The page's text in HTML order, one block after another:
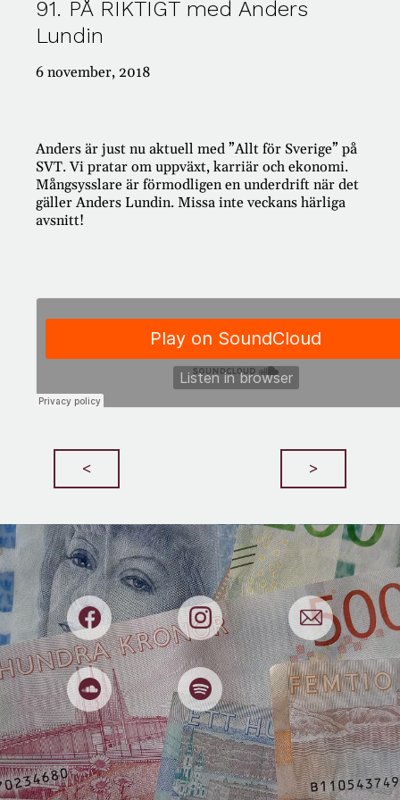
91. PÅ RIKTIGT med Anders
Lundin
6 november, 2018
Anders är just nu aktuell med ”Allt för Sverige” på
SVT. Vi pratar om uppväxt, karriär och ekonomi.
Mångsysslare är förmodligen en underdrift när det
gäller Anders Lundin. Missa inte veckans härliga
avsnitt!
< >
#421: PÅ RIKTIGT – Passion för pension!
#419: PÅ RIKTIGT med Klas Hallberg
Kategorier
Appar
Arbete
Auktioner
Barn
Bedrägerier
Beslut
Beteenden
Bilar
Boende
Börsen
Bostadsmarknaden
Budget
Budgivningar
Buffert
Cookies
Deep Fake
Deklaration
Djur
Dricks
Dumpstring
E-handel
Effektivitet
El
Elitidrott